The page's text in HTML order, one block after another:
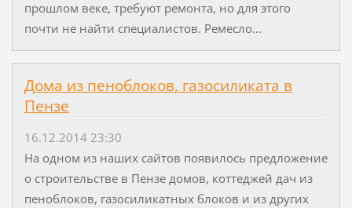
прошлом веке, требуют ремонта, но для этого
почти не найти специалистов. Ремесло...
Дома из пеноблоков, газосиликата в
Пензе
16.12.2014 23:30
На одном из наших сайтов появилось предложение
о строительстве в Пензе домов, коттеджей дач из
пеноблоков, газосиликатных блоков и из других